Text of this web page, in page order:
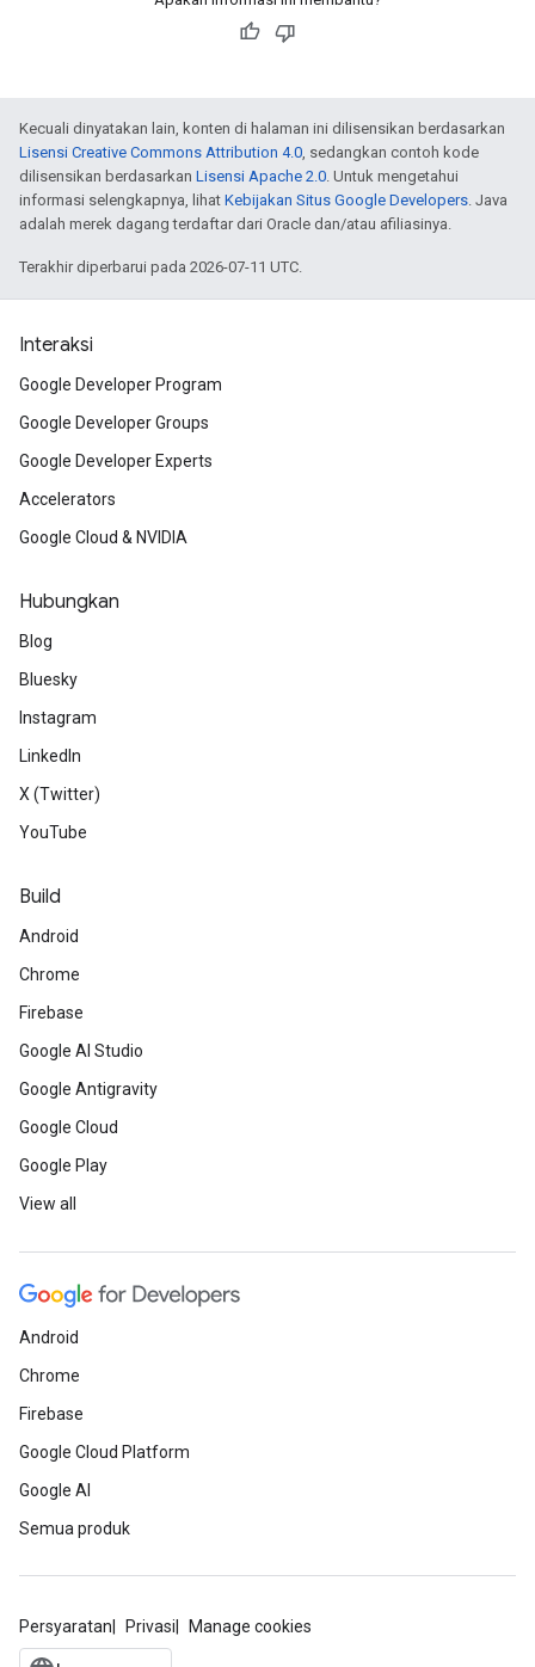
Kecuali dinyatakan lain, konten di halaman ini dilisensikan berdasarkan
Lisensi Creative Commons Attribution 4.0, sedangkan contoh kode
dilisensikan berdasarkan Lisensi Apache 2.0. Untuk mengetahui
informasi selengkapnya, lihat Kebijakan Situs Google Developers. Java
adalah merek dagang terdaftar dari Oracle dan/atau afiliasinya.
Terakhir diperbarui pada 2026-07-11 UTC.
Interaksi
Google Developer Program
Google Developer Groups
Google Developer Experts
Accelerators
Google Cloud & NVIDIA
Hubungkan
Blog
Bluesky
Instagram
LinkedIn
X (Twitter)
YouTube
Build
Android
Chrome
Firebase
Google AI Studio
Google Antigravity
Google Cloud
Google Play
View all
Android
Chrome
Firebase
Google Cloud Platform
Google AI
Semua produk
Persyaratan Privasi Manage cookies